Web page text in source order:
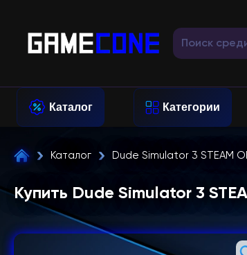
Каталог Категории
Каталог Dude Simulator 3 STEAM
Купить Dude Simulator 3